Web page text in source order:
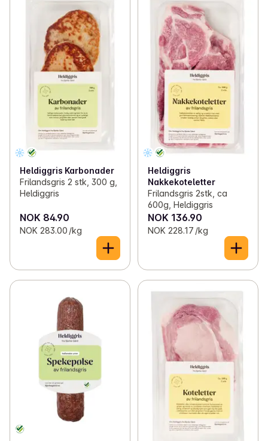
Heldiggris Karbonader
Frilandsgris 2 stk, 300 g,
Heldiggris
NOK 84.90
NOK 283.00 /kg
Heldiggris
Nakkekoteletter
Frilandsgris 2stk, ca
600g, Heldiggris
NOK 136.90
NOK 228.17 /kg